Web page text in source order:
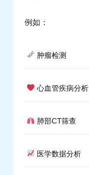
例如：
肿瘤检测
心血管疾病分析
肺部CT筛查
医学数据分析